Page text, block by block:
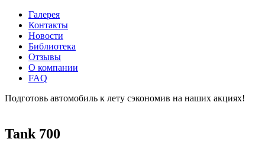
Галерея
Контакты
Новости
Библиотека
Отзывы
О компании
FAQ
Подготовь автомобиль к лету сэкономив на наших акциях!
Tank 700